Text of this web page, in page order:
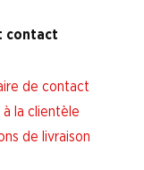
contact
de contact
à la clientèle
de livraison